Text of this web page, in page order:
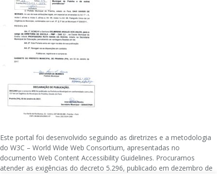
Este portal foi desenvolvido seguindo as diretrizes e a metodologia
do W3C – World Wide Web Consortium, apresentadas no
documento Web Content Accessibility Guidelines. Procuramos
atender as exigências do decreto 5.296, publicado em dezembro de